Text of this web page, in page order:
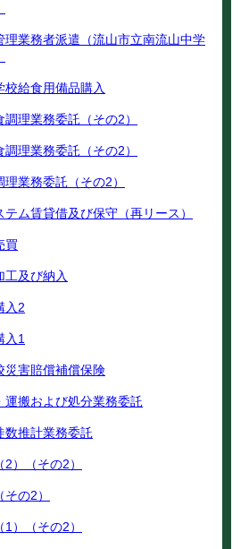
理業務者派遣（流山市立南流山中学
校給食用備品購入
理業務委託（その2）
理業務委託（その2）
業務委託（その2）
ム賃貸借及び保守（再リース）
買
工及び納入
入2
入1
害賠償補償保険
運搬および処分業務委託
数推計業務委託
）（その2）
の2）
）（その2）